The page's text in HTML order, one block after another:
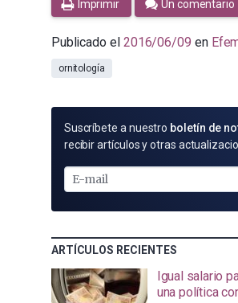
Imprimir Un comentario
Publicado el 2016/06/09 en
ornitología
SUSCRÍBETE
POR
MAIL
Suscríbete a nuestro boletín de
recibir artículos y otras
ARTÍCULOS RECIENTES
Igual salario
una política